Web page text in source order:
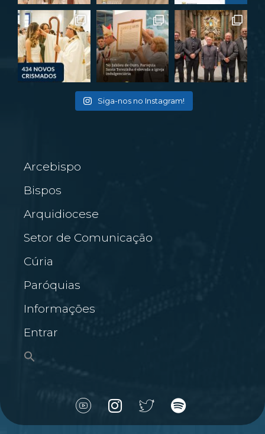
Siga-nos no Instagram!
Arcebispo
Bispos
Arquidiocese
Setor de Comunicação
Cúria
Paróquias
Informações
Entrar